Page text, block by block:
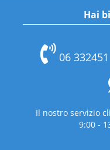
Hai
06 332451
Il nostro servizio
9:00 -